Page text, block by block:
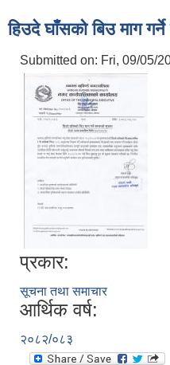
हिउदे घाँसको‍ बिउ माग
Submitted on: Fri, 09/05/
प्रकार:
सूचना तथा समाचार
आर्थिक वर्ष:
२०८२/०८३